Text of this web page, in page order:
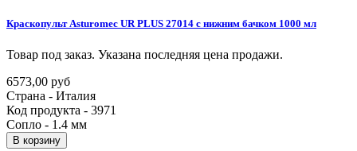
Краскопульт Asturomec UR PLUS 27014 с нижним бачком 1000 мл
Товар под заказ. Указана последняя цена продажи.
6573,00 руб
Страна - Италия
Код продукта - 3971
Сопло - 1.4 мм
В корзину